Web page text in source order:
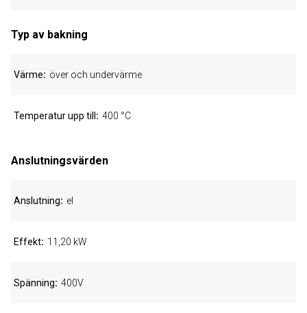
Typ av bakning
Värme över och undervärme
Temperatur upp till 400 °C
Anslutningsvärden
Anslutning el
Effekt 11,20 kW
Spänning 400V